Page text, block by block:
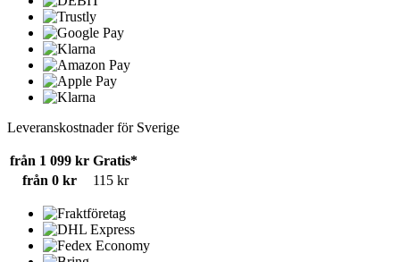
Leveranskostnader för Sverige
från 1 099 kr Gratis*
från 0 kr
115 kr